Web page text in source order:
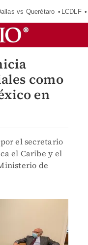
vs Querétaro LCDLF
como
en
el secretario
el Caribe y el
de